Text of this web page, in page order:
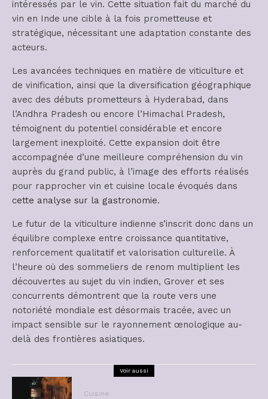
intéressés par le vin. Cette situation fait du marché du
vin en Inde une cible à la fois prometteuse et
stratégique, nécessitant une adaptation constante des
acteurs.
Les avancées techniques en matière de viticulture et
de vinification, ainsi que la diversification géographique
avec des débuts prometteurs à Hyderabad, dans
l’Andhra Pradesh ou encore l’Himachal Pradesh,
témoignent du potentiel considérable et encore
largement inexploité. Cette expansion doit être
accompagnée d’une meilleure compréhension du vin
auprès du grand public, à l’image des efforts réalisés
pour rapprocher vin et cuisine locale évoqués dans
cette analyse sur la gastronomie.
Le futur de la viticulture indienne s’inscrit donc dans un
équilibre complexe entre croissance quantitative,
renforcement qualitatif et valorisation culturelle. À
l’heure où des sommeliers de renom multiplient les
découvertes au sujet du vin indien, Grover et ses
concurrents démontrent que la route vers une
notoriété mondiale est désormais tracée, avec un
impact sensible sur le rayonnement œnologique au-
delà des frontières asiatiques.
Voir aussi
Cuisine